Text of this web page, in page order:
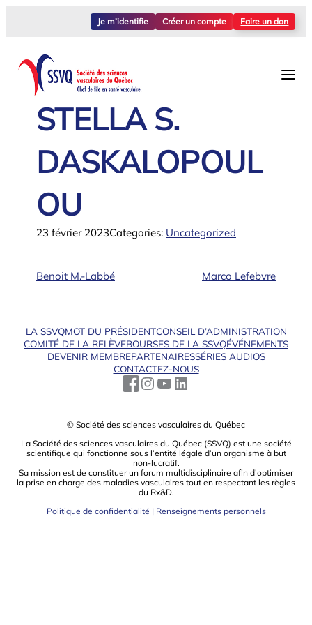
Je m’identifie Créer un compte Faire un don
STELLA S.
DASKALOPOUL
OU
23 février 2023Categories: Uncategorized
Benoit M.-Labbé Marco Lefebvre
LA SSVQMOT DU PRÉSIDENTCONSEIL D’ADMINISTRATION
COMITÉ DE LA RELÈVEBOURSES DE LA SSVQÉVÉNEMENTS
DEVENIR MEMBREPARTENAIRESSÉRIES AUDIOS
CONTACTEZ-NOUS
© Société des sciences vasculaires du Québec
La Société des sciences vasculaires du Québec (SSVQ) est une société
scientiﬁque qui fonctionne sous l’entité légale d’un organisme à but
non-lucratif.
Sa mission est de constituer un forum multidisciplinaire aﬁn d’optimiser
la prise en charge des maladies vasculaires tout en respectant les règles
du Rx&D.
Politique de confidentialité | Renseignements personnels